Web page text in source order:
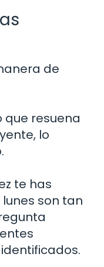
de
resuena
lo
te has
son tan